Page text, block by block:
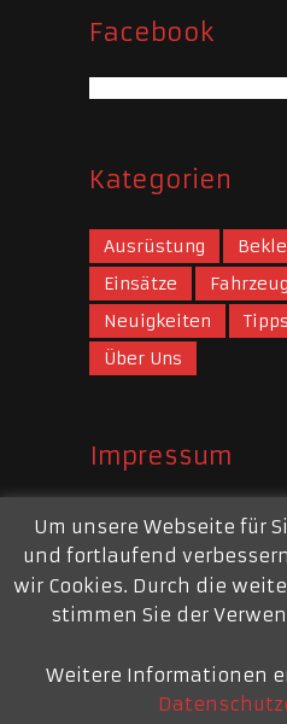
Facebook
Kategorien
Ausrüstung
Einsätze
Neuigkeiten
Über Uns
Impressum
Mail:
Impressum
Um unsere Webseite für
und fortlaufend
wir Cookies. Durch die
stimmen Sie der
Weitere Informationen